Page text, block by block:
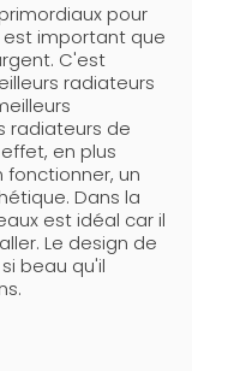
pour
est important que
C'est
radiateurs
radiateurs de
en plus
un
Dans la
est idéal car il
Le design de
beau qu'il